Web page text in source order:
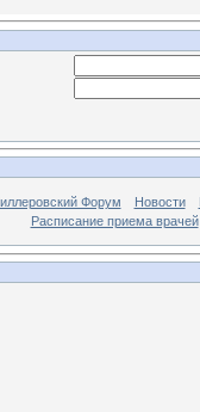
Форум Новости
Расписание приема врачей